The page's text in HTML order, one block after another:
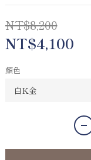
NT$8,200
NT$4,100
顏色